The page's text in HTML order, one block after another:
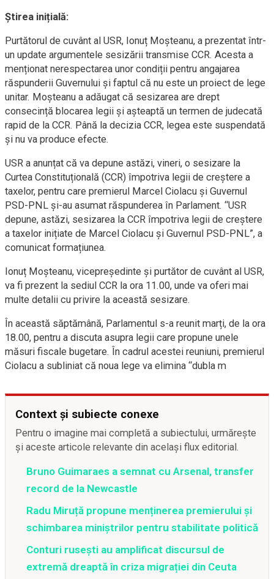
Știrea inițială:
Purtătorul de cuvânt al USR, Ionuț Moșteanu, a prezentat într-
un update argumentele sesizării transmise CCR. Acesta a
menționat nerespectarea unor condiții pentru angajarea
răspunderii Guvernului și faptul că nu este un proiect de lege
unitar. Moșteanu a adăugat că sesizarea are drept
consecință blocarea legii și așteaptă un termen de judecată
rapid de la CCR. Până la decizia CCR, legea este suspendată
și nu va produce efecte.
USR a anunțat că va depune astăzi, vineri, o sesizare la
Curtea Constituțională (CCR) împotriva legii de creștere a
taxelor, pentru care premierul Marcel Ciolacu și Guvernul
PSD-PNL și-au asumat răspunderea în Parlament. “USR
depune, astăzi, sesizarea la CCR împotriva legii de creștere
a taxelor inițiate de Marcel Ciolacu și Guvernul PSD-PNL”, a
comunicat formațiunea.
Ionuț Moșteanu, vicepreședinte și purtător de cuvânt al USR,
va fi prezent la sediul CCR la ora 11.00, unde va oferi mai
multe detalii cu privire la această sesizare.
În această săptămână, Parlamentul s-a reunit marți, de la ora
18.00, pentru a discuta asupra legii care propune unele
măsuri fiscale bugetare. În cadrul acestei reuniuni, premierul
Ciolacu a subliniat că noua lege va elimina “dubla m
Context și subiecte conexe
Pentru o imagine mai completă a subiectului, urmărește
și aceste articole relevante din același flux editorial.
Bruno Guimaraes a semnat cu Arsenal, transfer
record de la Newcastle
Radu Miruță propune menținerea premierului și
schimbarea miniștrilor pentru stabilitate politică
Conturi rusești au amplificat discursul de
extremă dreaptă în criza migrației din Ceuta